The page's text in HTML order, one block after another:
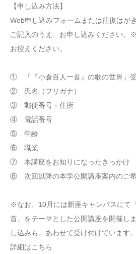
【申し込み方法】
Web申し込みフォームまたは往復は
ご記入のうえ、お申し込みください。
お控えください。
① 「『小倉百人一首』の歌の世界」
② 氏名（フリガナ）
③ 郵便番号・住所
④ 電話番号
⑤ 年齢
⑥ 職業
⑦ 本講座をお知りになったきっかけ
⑧ 次回以降の本学公開講座案内のご
※なお、10月には新座キャンパスにて
首」をテーマとした公開講座を開催し
し込みも、あわせて受け付けています。
詳細はこちら